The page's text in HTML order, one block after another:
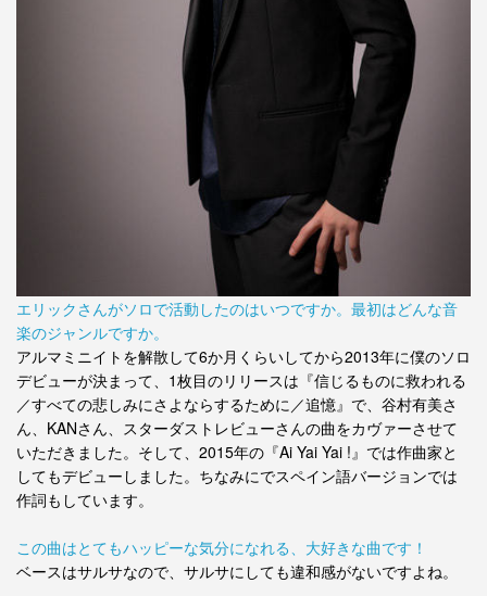
エリックさんがソロで活動したのはいつですか。最初はどんな音
楽のジャンルですか。
アルマミニイトを解散して6か月くらいしてから2013年に僕のソロ
デビューが決まって、1枚目のリリースは『信じるものに救われる
／すべての悲しみにさよならするために／追憶』で、谷村有美さ
ん、KANさん、スターダストレビューさんの曲をカヴァーさせて
いただきました。そして、2015年の『Ai Yai Yai !』では作曲家と
してもデビューしました。ちなみにでスペイン語バージョンでは
作詞もしています。
この曲はとてもハッピーな気分になれる、大好きな曲です！
ベースはサルサなので、サルサにしても違和感がないですよね。